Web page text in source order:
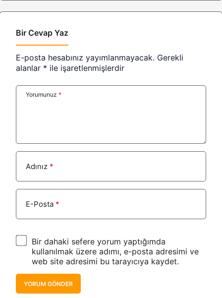
Bir Cevap Yaz
E-posta hesabınız yayımlanmayacak. Gerekli
alanlar * ile işaretlenmişlerdir
Yorumunuz *
Adınız *
E-Posta *
Bir dahaki sefere yorum yaptığımda
kullanılmak üzere adımı, e-posta adresimi ve
web site adresimi bu tarayıcıya kaydet.
YORUM GÖNDER